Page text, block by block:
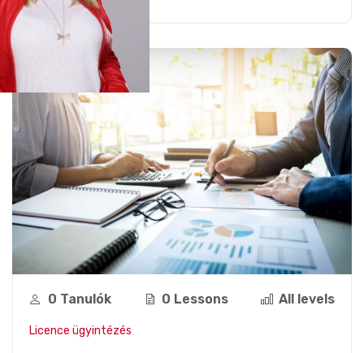
0 Tanulók 0 Lessons All levels
Licence ügyintézés